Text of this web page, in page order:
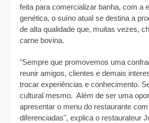
feita para comercializar banha, com a
genética, o suíno atual se destina a
de alta qualidade que, muitas vezes,
carne bovina.
"Sempre que promovemos uma
reunir amigos, clientes e demais
trocar experiências e conhecimento.
cultural mesmo.  Além de ser uma
apresentar o menu do restaurante
diferenciadas", explica o restaurateur